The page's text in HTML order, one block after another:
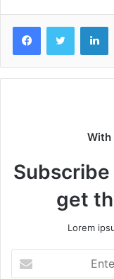
FacebookTwitter
With
get
Lorem
your